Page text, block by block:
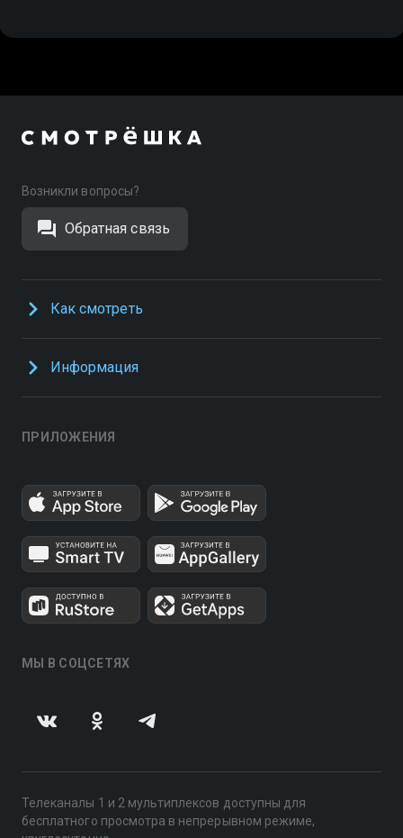
Возникли вопросы?
Обратная связь
Как смотреть
Информация
ПРИЛОЖЕНИЯ
МЫ В СОЦСЕТЯХ
Телеканалы 1 и 2 мультиплексов доступны для
бесплатного просмотра в непрерывном режиме,